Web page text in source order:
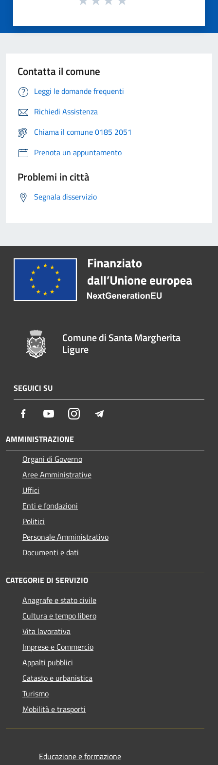
Contatta il comune
Leggi le domande frequenti
Richiedi Assistenza
Chiama il comune 0185 2051
Prenota un appuntamento
Problemi in città
Segnala disservizio
Comune di Santa Margherita
Ligure
SEGUICI SU
Facebook YoutubeInstagram
AMMINISTRAZIONE
Organi di Governo
Aree Amministrative
Uffici
Enti e fondazioni
Politici
Personale Amministrativo
Documenti e dati
CATEGORIE DI SERVIZIO
Anagrafe e stato civile
Cultura e tempo libero
Vita lavorativa
Imprese e Commercio
Appalti pubblici
Catasto e urbanistica
Turismo
Mobilità e trasporti
Educazione e formazione